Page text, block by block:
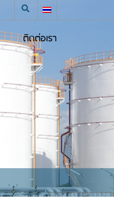
ติดต่อเรา